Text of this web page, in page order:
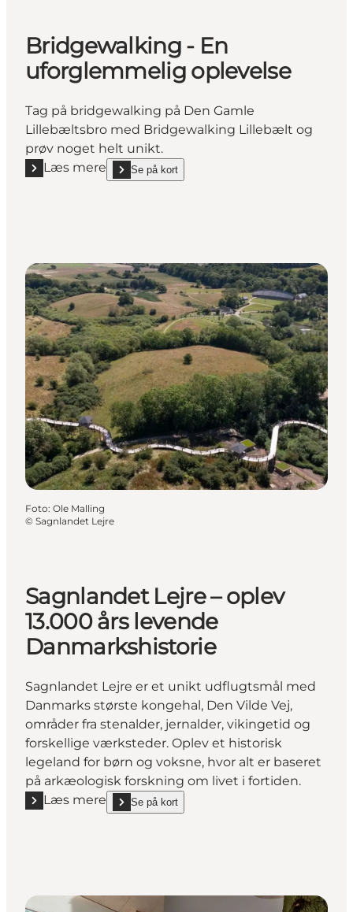
Bridgewalking - En
uforglemmelig oplevelse
Tag på bridgewalking på Den Gamle
Lillebæltsbro med Bridgewalking Lillebælt og
prøv noget helt unikt.
Læs mere
Læs mere "Bridgewalking - En uforglemmelig
Se på kort
show Bridgewalking - En uforglemmelig oplevelse
Foto: Ole Malling
© Sagnlandet Lejre
Sagnlandet Lejre – oplev
13.000 års levende
Danmarkshistorie
Sagnlandet Lejre er et unikt udflugtsmål med
Danmarks største kongehal, Den Vilde Vej,
områder fra stenalder, jernalder, vikingetid og
forskellige værksteder. Oplev et historisk
legeland for børn og voksne, hvor alt er baseret
på arkæologisk forskning om livet i fortiden.
Læs mere
Læs mere "Sagnlandet Lejre – oplev 13.000 års
Se på kort
show Sagnlandet Lejre – oplev 13.000 års levende